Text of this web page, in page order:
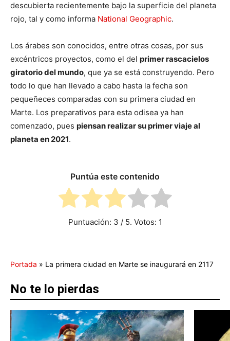
descubierta recientemente bajo la superficie del planeta
rojo, tal y como informa National Geographic.
Los árabes son conocidos, entre otras cosas, por sus
excéntricos proyectos, como el del primer rascacielos
giratorio del mundo, que ya se está construyendo. Pero
todo lo que han llevado a cabo hasta la fecha son
pequeñeces comparadas con su primera ciudad en
Marte. Los preparativos para esta odisea ya han
comenzado, pues piensan realizar su primer viaje al
planeta en 2021.
Puntúa este contenido
Puntuación: 3 / 5. Votos: 1
Portada » La primera ciudad en Marte se inaugurará en 2117
No te lo pierdas